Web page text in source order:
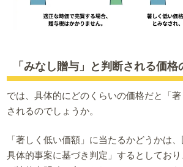
「みなし贈与」と判断される価格
では、具体的にどのくらいの価格だと「
されるのでしょうか。
「著しく低い価額」に当たるかどうかは
具体的事案に基づき判定」するとしてお